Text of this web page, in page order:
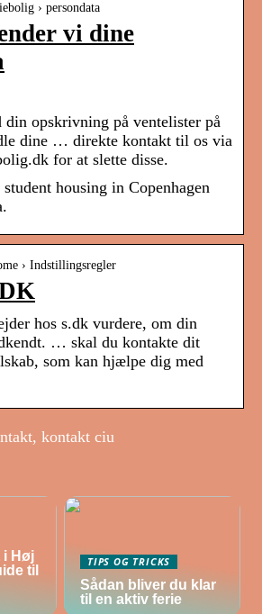
› persondata
vi dine
din opskrivning på ventelister på
dine … direkte kontakt til os via
for at slette disse.
housing in Copenhagen
› Indstillingsregler
hos s.dk vurdere, om din
… skal du kontakte dit
som kan hjælpe dig med
kontakt ciu
Høj
til
TIPS OG TRICKS
Sådan bliver du klar
til en aktiv ferie